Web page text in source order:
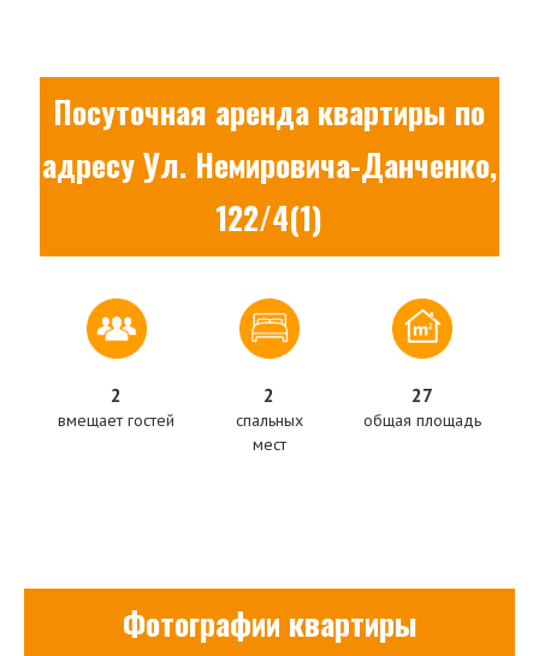
Посуточная аренда квартиры по
адресу Ул. Немировича-Данченко,
122/4(1)
2
вмещает гостей
2
спальных
мест
27
общая площадь
Фотографии квартиры